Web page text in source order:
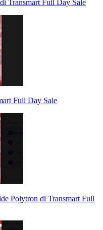
Transmart Full Day Sale
Full Day Sale
Polytron di Transmart Full